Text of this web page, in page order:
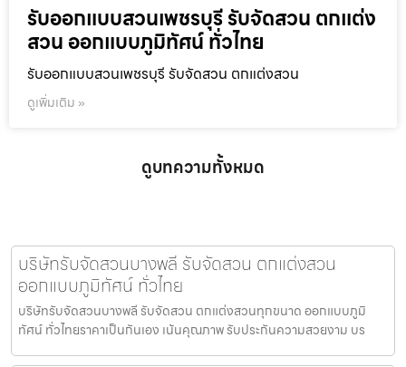
รับออกแบบสวนเพชรบุรี รับจัดสวน ตกแต่ง
สวน ออกแบบภูมิทัศน์ ทั่วไทย
รับออกแบบสวนเพชรบุรี รับจัดสวน ตกแต่งสวน
ดูเพิ่มเติม »
ดูบทความทั้งหมด
บริษัทรับจัดสวนบางพลี รับจัดสวน ตกแต่งสวน
ออกแบบภูมิทัศน์ ทั่วไทย
บริษัทรับจัดสวนบางพลี รับจัดสวน ตกแต่งสวนทุกขนาด ออกแบบภูมิ
ทัศน์ ทั่วไทยราคาเป็นกันเอง เน้นคุณภาพ รับประกันความสวยงาม บร